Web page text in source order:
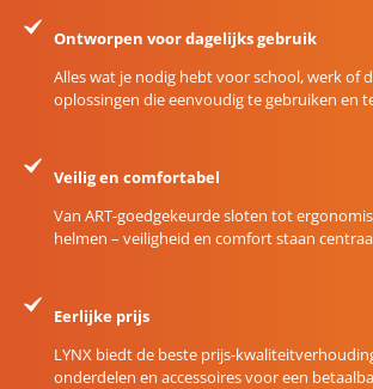
Ontworpen voor dagelijks gebruik
Alles wat je nodig hebt voor school, werk of
oplossingen die eenvoudig te gebruiken en
Veilig en comfortabel
Van ART-goedgekeurde sloten tot
helmen – veiligheid en comfort staan
Eerlijke prijs
LYNX biedt de beste prijs-
onderdelen en accessoires voor een